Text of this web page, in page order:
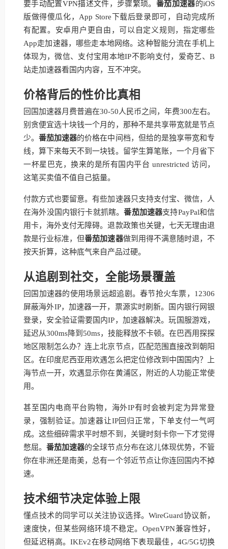
要手动配置VPN描述文件，步骤繁琐。 番茄加速器的iOS
版做得傻瓜化，App Store下载后登录即可，自动完成所
有配置。安卓用户更自由，可以自定义规则，指定哪些
App走加速器，哪些走本地网络。这种智能分流在手机上
体现为，微信、支付宝用本地IP不影响支付，爱奇艺、B
站走加速器看国内内容，互不冲突。
价格背后的性价比真相
回国加速器月费普遍在30-50人民币之间，年费300左右。
别贪便宜选十块钱一个月的，那种不是共享带宽就是节点
少。番茄加速器的价格在中间档，但给的是独享带宽和专
线，算下来每天不到一块钱。留学生算笔账，一个月省下
一杯星巴克，换来的是所有国内平台 unrestricted 访问，
这笔买卖值不值自己掂量。
付款方式也要留意。有些加速器只支持支付宝、微信，人
在海外没国内银行卡就抓瞎。番茄加速器支持PayPal和信
用卡，海外支付无障碍。退款政策也关键，七天无理由退
款是行业标准，但番茄加速器做到用得不满意随时退，不
按天折算，这种底气来自产品过硬。
从追剧到社交，全能场景覆盖
回国加速器的使用场景远超追剧。春节抢火车票，12306
屏蔽海外IP，加速器一开，票源实时刷新。国内银行网银
登录，安全验证需要国内IP，加速器解决。玩国服游戏，
延迟从300ms降到50ms，技能释放不卡顿。在巴西用探探
地区限制怎么办？连上北京节点，匹配范围直接改到朝阳
区。在印度尼西亚用欢遇怎么把定位修改到中国国内？上
海节点一开，欢遇显示你在黄浦区，附近的人功能正常使
用。
甚至国内电商平台购物，海外IP有时会被判定为异常登
录，强制验证。加速器让IP回归正常，下单支付一气呵
成。这些细碎需求平时想不到，关键时刻卡你一下才觉得
憋屈。番茄加速器的全球节点分布在这儿体现优势，不管
你在非洲还是南美，总有一个邻近节点让你连回国内不掉
速。
技术细节决定体验上限
懂点技术的同学可以关注协议选择。WireGuard协议新，
速度快，但某些网络环境不稳定。OpenVPN兼容性好，
但延迟稍高。IKEv2在移动网络下表现最佳，4G/5G切换